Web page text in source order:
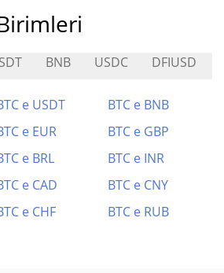
BNB USDC DFIUSD
e USDT
BTC e BNB
e EUR
BTC e GBP
e BRL
BTC e INR
e CAD
BTC e CNY
e CHF BTC e RUB